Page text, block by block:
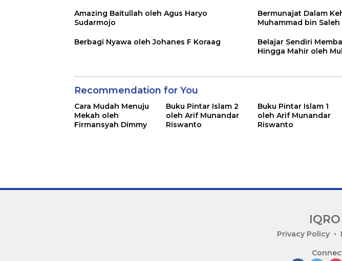
Amazing Baitullah oleh Agus Haryo
Sudarmojo
Bermunajat Dalam
Muhammad bin
Berbagi Nyawa oleh Johanes F Koraag
Belajar Sendiri
Hingga Mahir oleh
Recommendation for You
Cara Mudah Menuju
Mekah oleh
Firmansyah Dimmy
Buku Pintar Islam 2
oleh Arif Munandar
Riswanto
Buku Pintar Islam 1
oleh Arif Munandar
Riswanto
Privacy Policy